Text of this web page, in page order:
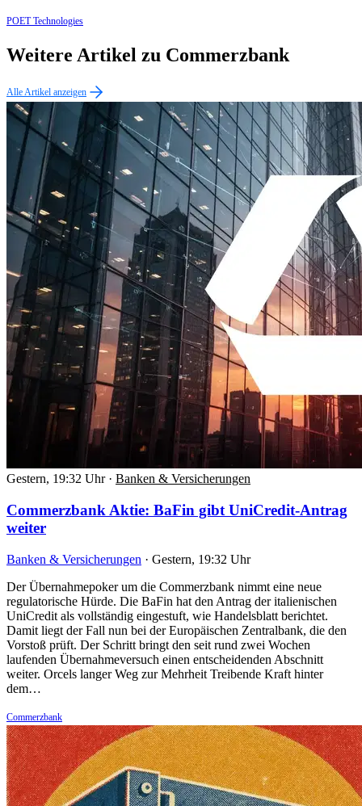
POET Technologies
Weitere Artikel zu Commerzbank
Alle Artikel anzeigen
Gestern, 19:32 Uhr · Banken & Versicherungen
Commerzbank Aktie: BaFin gibt UniCredit-Antrag
weiter
Banken & Versicherungen · Gestern, 19:32 Uhr
Der Übernahmepoker um die Commerzbank nimmt eine neue
regulatorische Hürde. Die BaFin hat den Antrag der italienischen
UniCredit als vollständig eingestuft, wie Handelsblatt berichtet.
Damit liegt der Fall nun bei der Europäischen Zentralbank, die den
Vorstoß prüft. Der Schritt bringt den seit rund zwei Wochen
laufenden Übernahmeversuch einen entscheidenden Abschnitt
weiter. Orcels langer Weg zur Mehrheit Treibende Kraft hinter
dem…
Commerzbank